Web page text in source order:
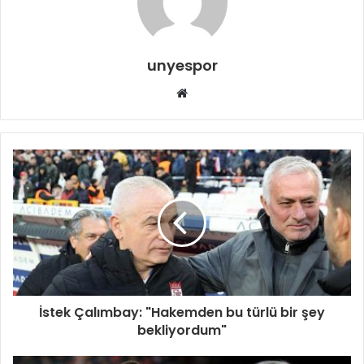
unyespor
Web
İstek Çalımbay: "Hakemden bu türlü bir şey
bekliyordum"